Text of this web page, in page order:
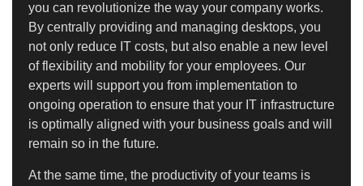
you can revolutionize the way your company works.
By centrally providing and managing desktops, you
not only reduce IT costs, but also enable a new level
of flexibility and mobility for your employees. Our
experts will support you from implementation to
ongoing operation to ensure that your IT infrastructure
is optimally aligned with your business goals and will
remain so in the future.
At the same time, the productivity of your teams is